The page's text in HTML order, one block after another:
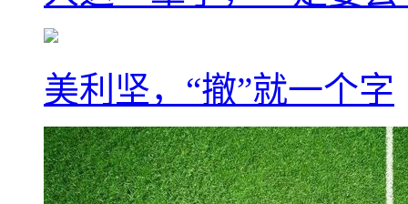
美利坚，“撤”就一个字